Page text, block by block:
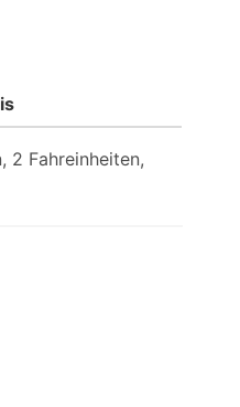
2 Fahreinheiten,